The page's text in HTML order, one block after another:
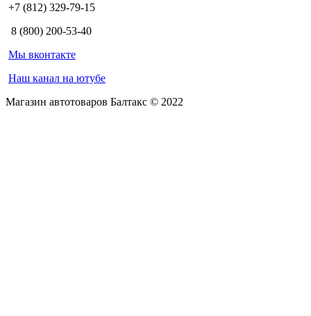
+7 (812) 329-79-15
8 (800) 200-53-40
Мы вконтакте
Наш канал на ютубе
Магазин автотоваров Балтакс © 2022